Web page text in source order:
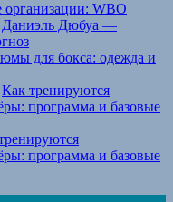
организации: WBO
Даниэль Дюбуа —
для бокса: одежда и
Как тренируются
программа и базовые
программа и базовые